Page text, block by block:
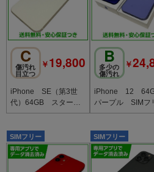
C
傷汚れ
目立つ
￥19,800
iPhone SE（第3世
代）64GB スターラ
イト SIMフリー au
B
多少の
傷汚れ
￥
iPhone 12
パープル SIMフ
ー au版
SIMフリー SIMフリー